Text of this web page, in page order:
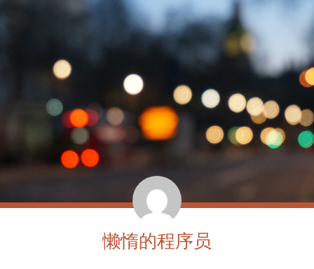
懒惰的程序员